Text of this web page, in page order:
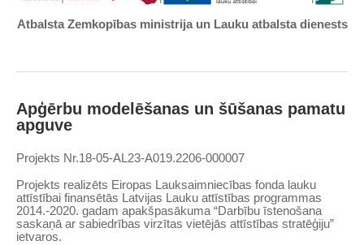
Atbalsta Zemkopības ministrija un Lauku atbalsta dienests
Apģērbu modelēšanas un šūšanas pamatu
apguve
Projekts Nr.18-05-AL23-A019.2206-000007
Projekts realizēts Eiropas Lauksaimniecības fonda lauku
attīstībai finansētās Latvijas Lauku attīstības programmas
2014.-2020. gadam apakšpasākuma “Darbību īstenošana
saskaņā ar sabiedrības virzītas vietējās attīstības stratēģiju”
ietvaros.